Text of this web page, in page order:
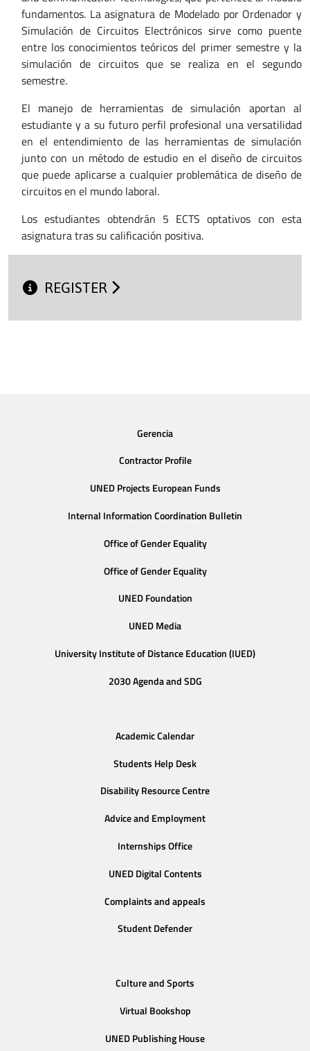
fundamentos. La asignatura de Modelado por Ordenador y
Simulación de Circuitos Electrónicos sirve como puente
entre los conocimientos teóricos del primer semestre y la
simulación de circuitos que se realiza en el segundo
semestre.
El manejo de herramientas de simulación aportan al
estudiante y a su futuro perfil profesional una versatilidad
en el entendimiento de las herramientas de simulación
junto con un método de estudio en el diseño de circuitos
que puede aplicarse a cualquier problemática de diseño de
circuitos en el mundo laboral.
Los estudiantes obtendrán 5 ECTS optativos con esta
asignatura tras su calificación positiva.
REGISTER
Gerencia
Contractor Profile
UNED Projects European Funds
Internal Information Coordination Bulletin
Office of Gender Equality
Office of Gender Equality
UNED Foundation
UNED Media
University Institute of Distance Education (IUED)
2030 Agenda and SDG
Academic Calendar
Students Help Desk
Disability Resource Centre
Advice and Employment
Internships Office
UNED Digital Contents
Complaints and appeals
Student Defender
Culture and Sports
Virtual Bookshop
UNED Publishing House